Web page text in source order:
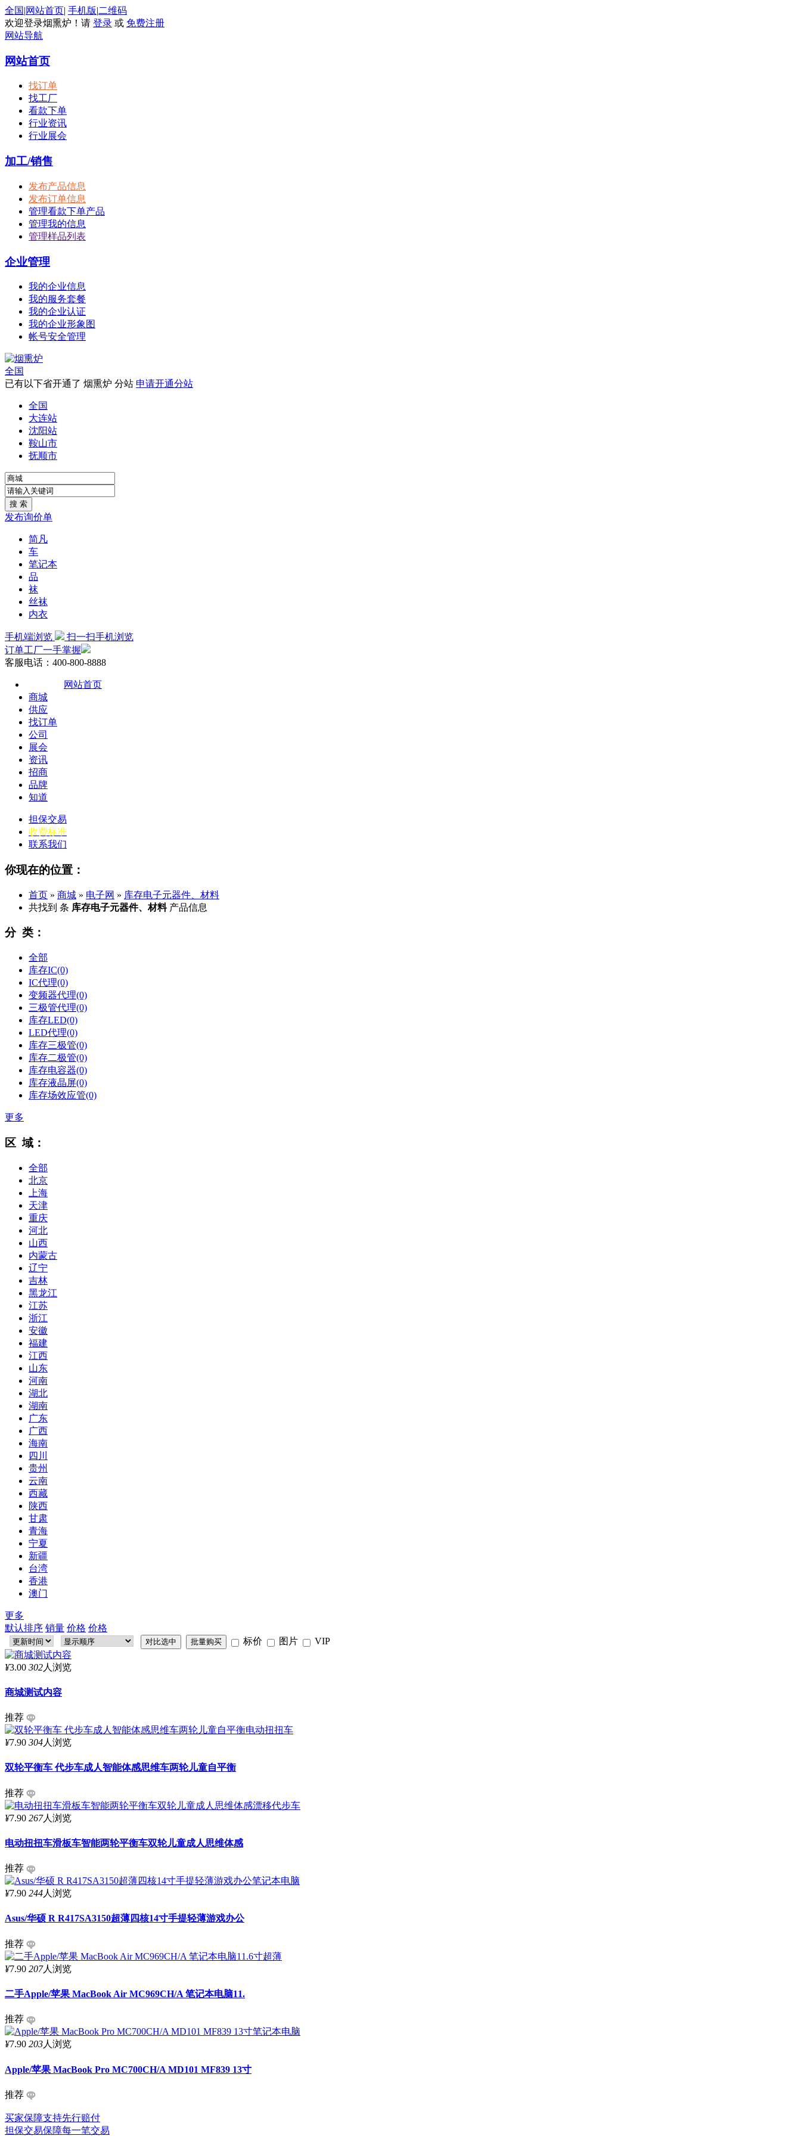
全国|网站首页| 手机版|二维码
欢迎登录烟熏炉！请 登录 或 免费注册
网站导航
网站首页
找订单
找工厂
看款下单
行业资讯
行业展会
加工/销售
发布产品信息
发布订单信息
管理看款下单产品
管理我的信息
管理样品列表
企业管理
我的企业信息
我的服务套餐
我的企业认证
我的企业形象图
帐号安全管理
全国
已有以下省开通了 烟熏炉 分站 申请开通分站
全国
大连站
沈阳站
鞍山市
抚顺市
发布询价单
简凡
车
笔记本
品
袜
丝袜
内衣
手机端浏览
扫一扫手机浏览
订单工厂一手掌握
客服电话：400-800-8888
网站首页
商城
供应
找订单
公司
展会
资讯
招商
品牌
知道
担保交易
收费标准
联系我们
你现在的位置：
首页 » 商城 » 电子网 » 库存电子元器件、材料
共找到 条 库存电子元器件、材料 产品信息
分 类：
全部
库存IC(0)
IC代理(0)
变频器代理(0)
三极管代理(0)
库存LED(0)
LED代理(0)
库存三极管(0)
库存二极管(0)
库存电容器(0)
库存液晶屏(0)
库存场效应管(0)
更多
区 域：
全部
北京
上海
天津
重庆
河北
山西
内蒙古
辽宁
吉林
黑龙江
江苏
浙江
安徽
福建
江西
山东
河南
湖北
湖南
广东
广西
海南
四川
贵州
云南
西藏
陕西
甘肃
青海
宁夏
新疆
台湾
香港
澳门
更多
默认排序 销量 价格 价格
标价
图片 VIP
¥3.00 302人浏览
商城测试内容
推荐
¥7.90 304人浏览
双轮平衡车 代步车成人智能体感思维车两轮儿童自平衡
推荐
¥7.90 267人浏览
电动扭扭车滑板车智能两轮平衡车双轮儿童成人思维体感
推荐
¥7.90 244人浏览
Asus/华硕 R R417SA3150超薄四核14寸手提轻薄游戏办公
推荐
¥7.90 207人浏览
二手Apple/苹果 MacBook Air MC969CH/A 笔记本电脑11.
推荐
¥7.90 203人浏览
Apple/苹果 MacBook Pro MC700CH/A MD101 MF839 13寸
推荐
买家保障支持先行赔付
担保交易保障每一笔交易